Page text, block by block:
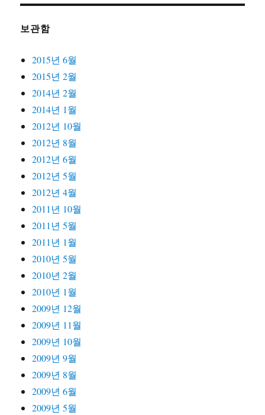
보관함
2015년 6월
2015년 2월
2014년 2월
2014년 1월
2012년 10월
2012년 8월
2012년 6월
2012년 5월
2012년 4월
2011년 10월
2011년 5월
2011년 1월
2010년 5월
2010년 2월
2010년 1월
2009년 12월
2009년 11월
2009년 10월
2009년 9월
2009년 8월
2009년 6월
2009년 5월